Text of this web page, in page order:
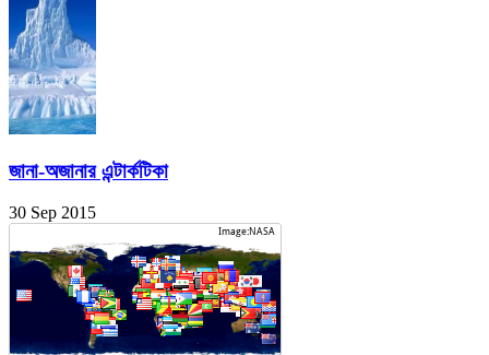
জানা-অজানার এন্টার্কটিকা
30 Sep 2015